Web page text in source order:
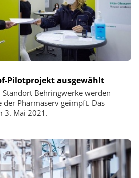
Pilotprojekt ausgewählt
Behringwerke werden
der Pharmaserv geimpft. Das
3. Mai 2021.